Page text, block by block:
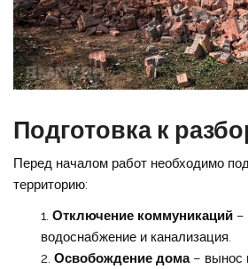
Подготовка к
Перед началом работ необходимо
территорию:
Отключение коммуникаций–
водоснабжение и канализация.
Освобождение дома– вынос